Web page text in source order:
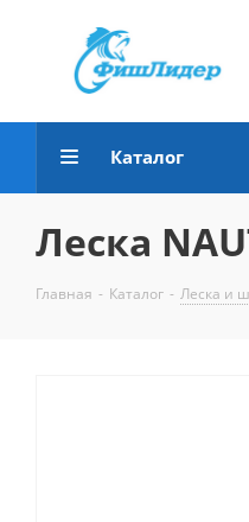
Каталог
Леска
Главная - Каталог - Леска и